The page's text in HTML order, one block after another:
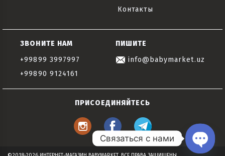
Контакты
ЗВОНИТЕ НАМ
+99899 3997997
+99890 9124161
ПИШИТЕ
info@babymarket.uz
ПРИСОЕДИНЯЙТЕСЬ
Связаться с нами